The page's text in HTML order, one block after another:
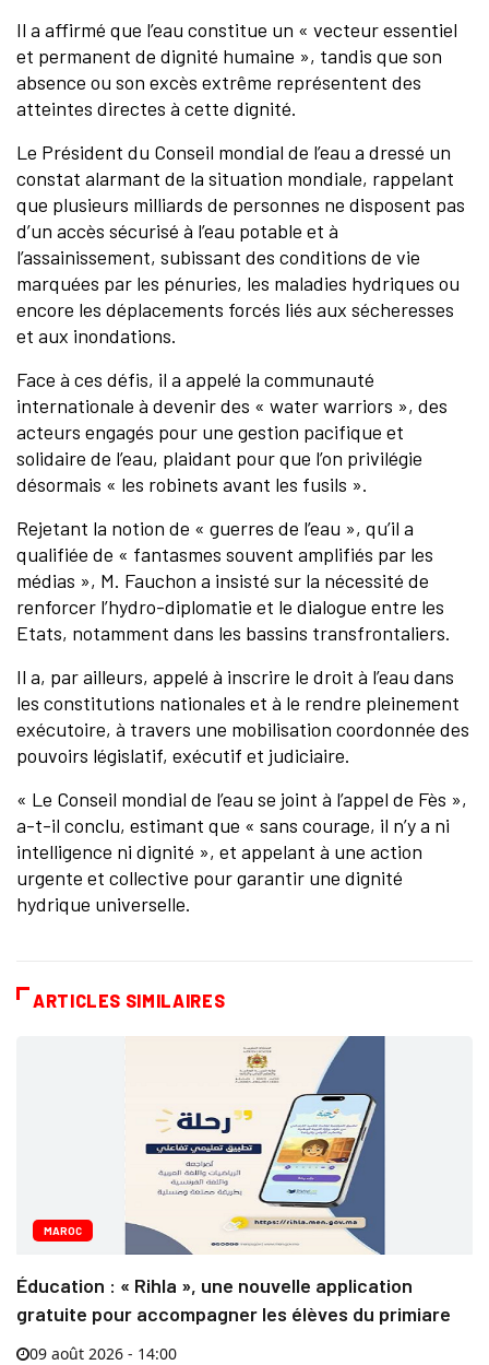
Il a affirmé que l’eau constitue un « vecteur essentiel
et permanent de dignité humaine », tandis que son
absence ou son excès extrême représentent des
atteintes directes à cette dignité.
Le Président du Conseil mondial de l’eau a dressé un
constat alarmant de la situation mondiale, rappelant
que plusieurs milliards de personnes ne disposent pas
d’un accès sécurisé à l’eau potable et à
l’assainissement, subissant des conditions de vie
marquées par les pénuries, les maladies hydriques ou
encore les déplacements forcés liés aux sécheresses
et aux inondations.
Face à ces défis, il a appelé la communauté
internationale à devenir des « water warriors », des
acteurs engagés pour une gestion pacifique et
solidaire de l’eau, plaidant pour que l’on privilégie
désormais « les robinets avant les fusils ».
Rejetant la notion de « guerres de l’eau », qu’il a
qualifiée de « fantasmes souvent amplifiés par les
médias », M. Fauchon a insisté sur la nécessité de
renforcer l’hydro-diplomatie et le dialogue entre les
Etats, notamment dans les bassins transfrontaliers.
Il a, par ailleurs, appelé à inscrire le droit à l’eau dans
les constitutions nationales et à le rendre pleinement
exécutoire, à travers une mobilisation coordonnée des
pouvoirs législatif, exécutif et judiciaire.
« Le Conseil mondial de l’eau se joint à l’appel de Fès »,
a-t-il conclu, estimant que « sans courage, il n’y a ni
intelligence ni dignité », et appelant à une action
urgente et collective pour garantir une dignité
hydrique universelle.
ARTICLES SIMILAIRES
MAROC
Éducation : « Rihla », une nouvelle application
gratuite pour accompagner les élèves du primiare
09 août 2026 - 14:00